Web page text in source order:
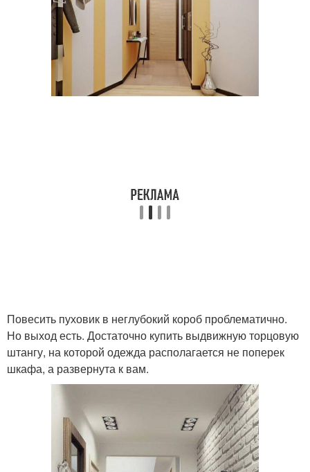
Повесить пуховик в неглубокий короб проблематично.
Но выход есть. Достаточно купить выдвижную торцовую
штангу, на которой одежда располагается не поперек
шкафа, а развернута к вам.